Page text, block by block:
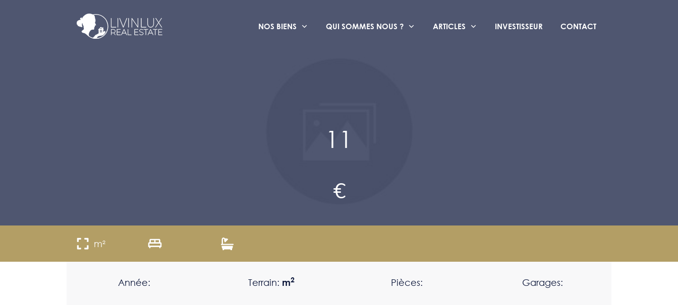
NOS BIENS QUI SOMMES NOUS ? ARTICLES INVESTISSEUR CONTACT
11
€
m²
Année: Terrain: m2 Pièces: Garages: